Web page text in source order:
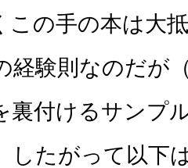
この手の本は大
経験則なのだが
裏付けるサンプ
したがって以下